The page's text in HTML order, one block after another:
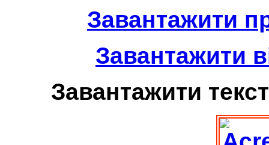
Завантажити
Завантажити
Завантажити